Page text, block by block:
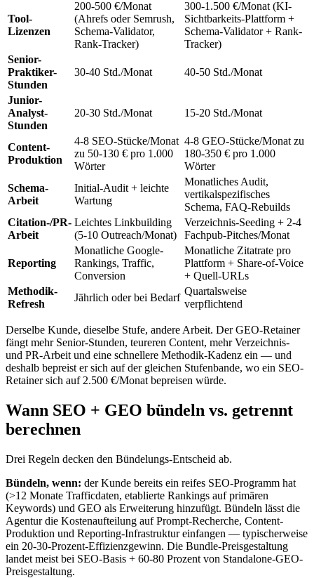
Tool-
Lizenzen
200-500 €/Monat
(Ahrefs oder Semrush,
Schema-Validator,
Rank-Tracker)
300-1.500 €/Monat (KI-
Sichtbarkeits-Plattform +
Schema-Validator + Rank-
Tracker)
Senior-
Praktiker-
Stunden
30-40 Std./Monat 40-50 Std./Monat
Junior-
Analyst-
Stunden
20-30 Std./Monat 15-20 Std./Monat
Content-
Produktion
4-8 SEO-Stücke/Monat
zu 50-130 € pro 1.000
Wörter
4-8 GEO-Stücke/Monat zu
180-350 € pro 1.000
Wörter
Schema-
Arbeit
Initial-Audit + leichte
Wartung
Monatliches Audit,
vertikalspezifisches
Schema, FAQ-Rebuilds
Citation-/PR-
Arbeit
Leichtes Linkbuilding
(5-10 Outreach/Monat)
Verzeichnis-Seeding + 2-4
Fachpub-Pitches/Monat
Reporting
Monatliche Google-
Rankings, Traffic,
Conversion
Monatliche Zitatrate pro
Plattform + Share-of-Voice
+ Quell-URLs
Methodik-
Refresh
Jährlich oder bei Bedarf
Quartalsweise
verpflichtend
Derselbe Kunde, dieselbe Stufe, andere Arbeit. Der GEO-Retainer
fängt mehr Senior-Stunden, teureren Content, mehr Verzeichnis-
und PR-Arbeit und eine schnellere Methodik-Kadenz ein — und
deshalb bepreist er sich auf der gleichen Stufenbande, wo ein SEO-
Retainer sich auf 2.500 €/Monat bepreisen würde.
Wann SEO + GEO bündeln vs. getrennt
berechnen
Drei Regeln decken den Bündelungs-Entscheid ab.
Bündeln, wenn: der Kunde bereits ein reifes SEO-Programm hat
(>12 Monate Trafficdaten, etablierte Rankings auf primären
Keywords) und GEO als Erweiterung hinzufügt. Bündeln lässt die
Agentur die Kostenaufteilung auf Prompt-Recherche, Content-
Produktion und Reporting-Infrastruktur einfangen — typischerweise
ein 20-30-Prozent-Effizienzgewinn. Die Bundle-Preisgestaltung
landet meist bei SEO-Basis + 60-80 Prozent von Standalone-GEO-
Preisgestaltung.